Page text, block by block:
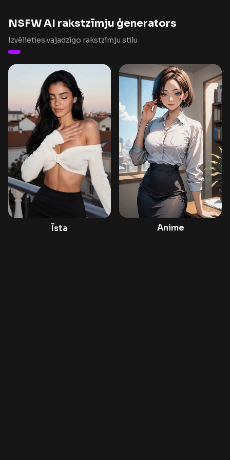
NSFW AI rakstzīmju ģenerators
Izvēlieties vajadzīgo rakstzīmju stilu
Īsta Anime